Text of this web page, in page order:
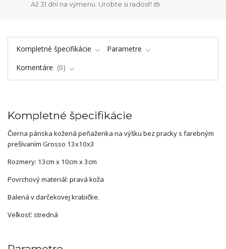
Až 31 dní na výmenu. Urobte si radosť! 👜
Kompletné špecifikácie
Parametre
Komentáre
0
Kompletné špecifikácie
Čierna pánska kožená peňaženka na výšku bez pracky s farebným
prešívaním Grosso 13x10x3
Rozmery: 13cm x 10cm x 3cm
Povrchový materiál: pravá koža
Balená v darčekovej krabičke.
Veľkosť: stredná